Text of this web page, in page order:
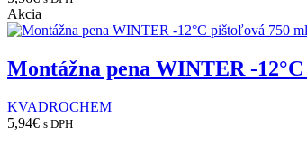
Akcia
Montážna pena WINTER -
KVADROCHEM
5,94€ s DPH